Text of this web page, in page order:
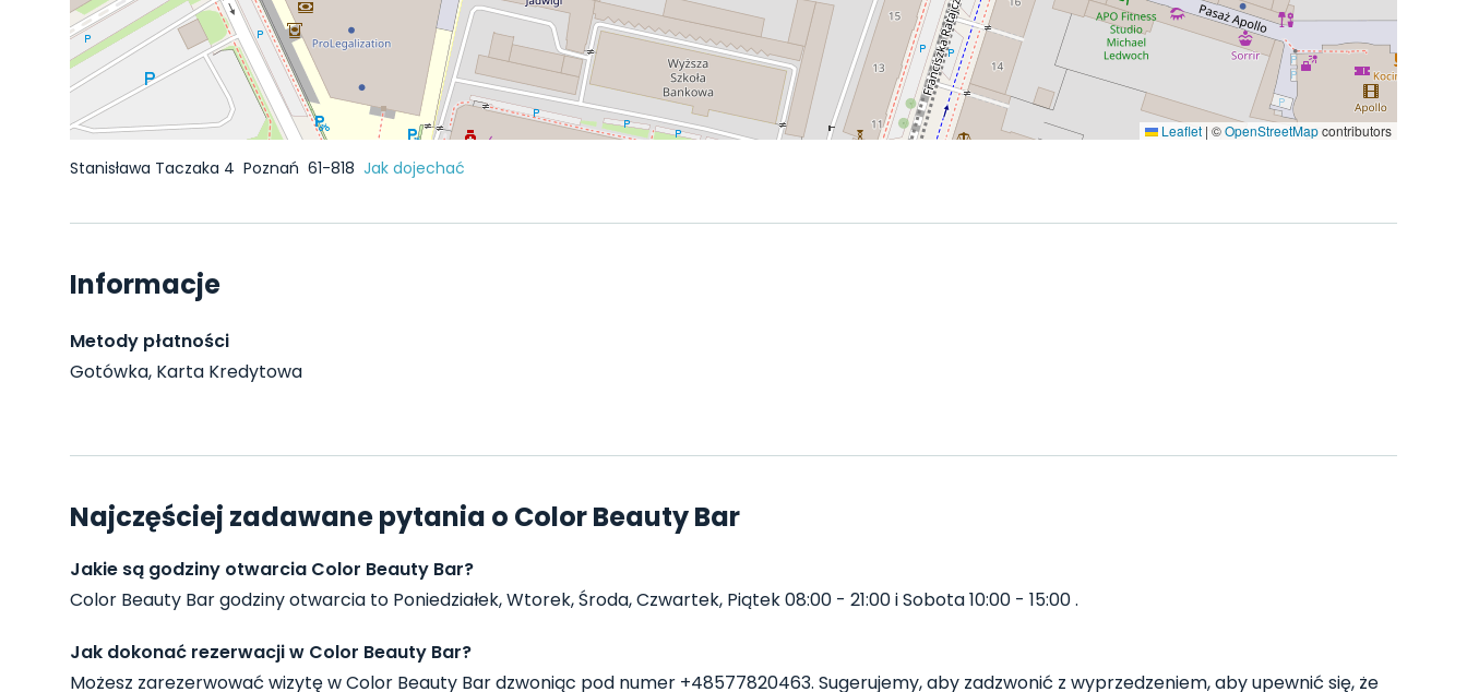
Leaflet | ©OpenStreetMapcontributors
Stanisława Taczaka 4 Poznań 61-818 Jak dojechać
Informacje
Metody płatności
Gotówka, Karta Kredytowa
Najczęściej zadawane pytania o Color Beauty Bar
Jakie są godziny otwarcia Color Beauty Bar?
Color Beauty Bar godziny otwarcia to Poniedziałek, Wtorek, Środa, Czwartek, Piątek 08:00 - 21:00 i Sobota 10:00 - 15:00 .
Jak dokonać rezerwacji w Color Beauty Bar?
Możesz zarezerwować wizytę w Color Beauty Bar dzwoniąc pod numer +48577820463. Sugerujemy, aby zadzwonić z wyprzedzeniem, aby upewnić się, że